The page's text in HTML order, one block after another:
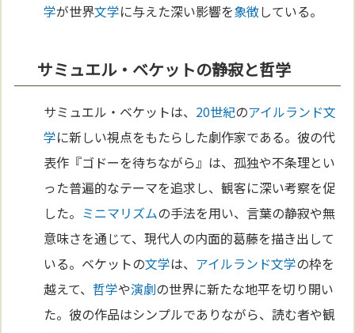
学が世界文学に与えた深い影響を象徴している。
サミュエル・ベケットの静寂と哲学
サミュエル・ベケットは、 20世紀のアイルランド文
学に新しい視点をもたらした劇作家である。彼の代
表作『ゴドーを待ちながら』は、孤独や不条理とい
った普遍的なテーマを追求し、観客に深い考察を促
した。 ミニマリズムの手法を用い、言葉の静寂や無
意味さを通じて、現代人の内面的葛藤を描き出して
いる。ベケットの文学は、 アイルランド文学の枠を
越えて、 哲学や演劇の世界に新たな地平を切り開い
た。彼の作品はシンプルでありながら、読む者や観